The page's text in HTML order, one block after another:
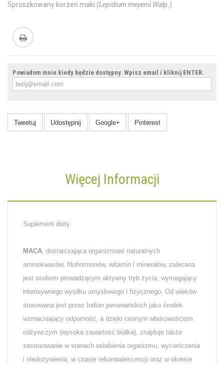
Sproszkowany korzeń maki (Lepidium meyenii Walp.).
Powiadom mnie kiedy będzie dostępny. Wpisz email i kliknij ENTER.
Tweetuj Udostępnij Google+ Pinterest
Więcej Informacji
Suplement diety
MACA, dostarczająca organizmowi naturalnych
aminokwasów, fitohormonów, witamin i minerałów, zalecana
jest osobom prowadzącym aktywny tryb życia, wymagający
intensywnego wysiłku umysłowego i fizycznego. Od wieków
stosowana jest przez Indian peruwiańskich jako środek
wzmacniający odporność, a dzięki cennym właściwościom
odżywczym (wysoka zawartość białka), znajduje także
zastosowanie w stanach osłabienia organizmu, wycieńczenia
i niedożywienia, w czasie rekonwalescencji oraz w okresie